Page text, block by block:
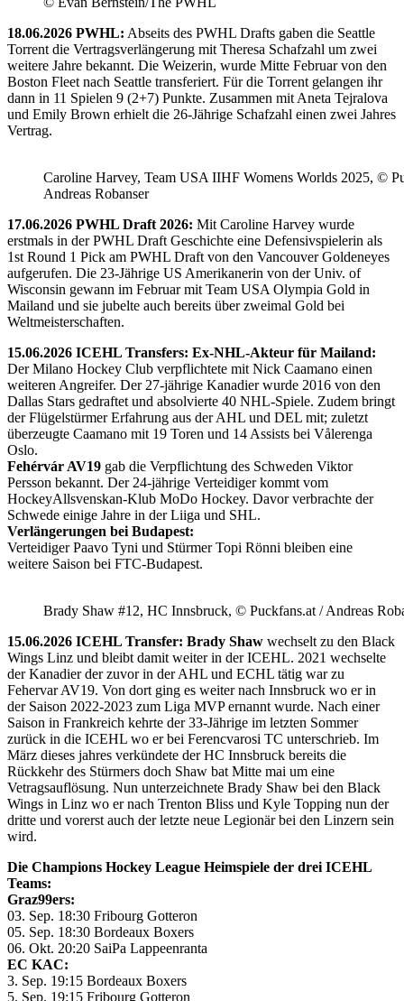
18.06.2026 PWHL: Abseits des PWHL Drafts gaben die Seattle
Torrent die Vertragsverlängerung mit Theresa Schafzahl um zwei
weitere Jahre bekannt. Die Weizerin, wurde Mitte Februar von den
Boston Fleet nach Seattle transferiert. Für die Torrent gelangen ihr
dann in 11 Spielen 9 (2+7) Punkte. Zusammen mit Aneta Tejralova
und Emily Brown erhielt die 26-Jährige Schafzahl einen zwei Jahres
Vertrag.
Caroline Harvey, Team USA IIHF Womens Worlds 2025, ©
Andreas Robanser
17.06.2026 PWHL Draft 2026: Mit Caroline Harvey wurde
erstmals in der PWHL Draft Geschichte eine Defensivspielerin als
1st Round 1 Pick am PWHL Draft von den Vancouver Goldeneyes
aufgerufen. Die 23-Jährige US Amerikanerin von der Univ. of
Wisconsin gewann im Februar mit Team USA Olympia Gold in
Mailand und sie jubelte auch bereits über zweimal Gold bei
Weltmeisterschaften.
15.06.2026 ICEHL Transfers: Ex-NHL-Akteur für Mailand:
Der Milano Hockey Club verpflichtete mit Nick Caamano einen
weiteren Angreifer. Der 27-jährige Kanadier wurde 2016 von den
Dallas Stars gedraftet und absolvierte 40 NHL-Spiele. Zudem bringt
der Flügelstürmer Erfahrung aus der AHL und DEL mit; zuletzt
überzeugte Caamano mit 19 Toren und 14 Assists bei Vålerenga
Oslo.
Fehérvár AV19 gab die Verpflichtung des Schweden Viktor
Persson bekannt. Der 24-jährige Verteidiger kommt vom
HockeyAllsvenskan-Klub MoDo Hockey. Davor verbrachte der
Schwede einige Jahre in der Liiga und SHL.
Verlängerungen bei Budapest:
Verteidiger Paavo Tyni und Stürmer Topi Rönni bleiben eine
weitere Saison bei FTC-Budapest.
Brady Shaw #12, HC Innsbruck, © Puckfans.at / Andreas
15.06.2026 ICEHL Transfer: Brady Shaw wechselt zu den Black
Wings Linz und bleibt damit weiter in der ICEHL. 2021 wechselte
der Kanadier der zuvor in der AHL und ECHL tätig war zu
Fehervar AV19. Von dort ging es weiter nach Innsbruck wo er in
der Saison 2022-2023 zum Liga MVP ernannt wurde. Nach einer
Saison in Frankreich kehrte der 33-Jährige im letzten Sommer
zurück in die ICEHL wo er bei Ferencvarosi TC unterschrieb. Im
März dieses jahres verkündete der HC Innsbruck bereits die
Rückkehr des Stürmers doch Shaw bat Mitte mai um eine
Vetragsauflösung. Nun unterzeichnete Brady Shaw bei den Black
Wings in Linz wo er nach Trenton Bliss und Kyle Topping nun der
dritte und vorerst auch der letzte neue Legionär bei den Linzern sein
wird.
Die Champions Hockey League Heimspiele der drei ICEHL
Teams:
Graz99ers:
03. Sep. 18:30 Fribourg Gotteron
05. Sep. 18:30 Bordeaux Boxers
06. Okt. 20:20 SaiPa Lappeenranta
EC KAC:
3. Sep. 19:15 Bordeaux Boxers
5. Sep. 19:15 Fribourg Gotteron